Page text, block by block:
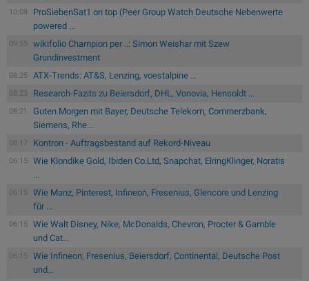
10:08
ProSiebenSat1 on top (Peer Group Watch Deutsche Nebenwerte
powered ...
09:55
wikifolio Champion per ..: Simon Weishar mit Szew
Grundinvestment
08:25 ATX-Trends: AT&S, Lenzing, voestalpine ...
08:23 Research-Fazits zu Beiersdorf, DHL, Vonovia, Hensoldt ...
08:21
Guten Morgen mit Bayer, Deutsche Telekom, Commerzbank,
Siemens, Rhe...
08:17 Kontron - Auftragsbestand auf Rekord-Niveau
06:15
Wie Klondike Gold, Ibiden Co.Ltd, Snapchat, ElringKlinger, Noratis
...
06:15
Wie Manz, Pinterest, Infineon, Fresenius, Glencore und Lenzing
für ...
06:15
Wie Walt Disney, Nike, McDonalds, Chevron, Procter & Gamble
und Cat...
06:15
Wie Infineon, Fresenius, Beiersdorf, Continental, Deutsche Post
und...